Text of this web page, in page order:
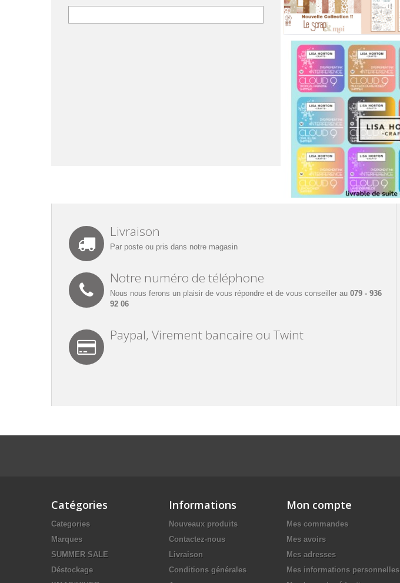
Livraison
Par poste ou pris dans notre magasin
Notre numéro de téléphone
Nous nous ferons un plaisir de vous répondre et de vous conseiller au 079 - 936
92 06
Paypal, Virement bancaire ou Twint
Catégories
Categories
Marques
SUMMER SALE
Déstockage
Informations
Nouveaux produits
Contactez-nous
Livraison
Conditions générales
Mon compte
Mes commandes
Mes avoirs
Mes adresses
Mes informations personnelles